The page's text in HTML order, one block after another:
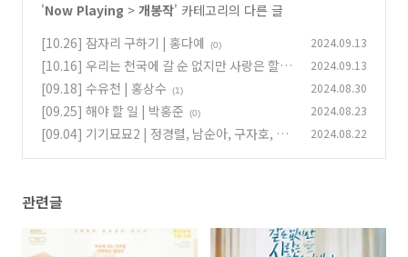
'Now Playing > 개봉작' 카테고리의 다른 글
[10.26] 잠자리 구하기 | 홍다예
(0) 2024.09.13
[10.16] 우리는 천국에 갈 순 없지만 사랑은 할 수
있겠지 | 한제이
(3)
2024.09.13
[09.18] 수유천 | 홍상수 (1) 2024.08.30
[09.25] 해야 할 일 | 박홍준 (0) 2024.08.23
[09.04] 기기묘묘2 | 정경렬, 남순아, 구자호, 송
2024.08.22
관련글